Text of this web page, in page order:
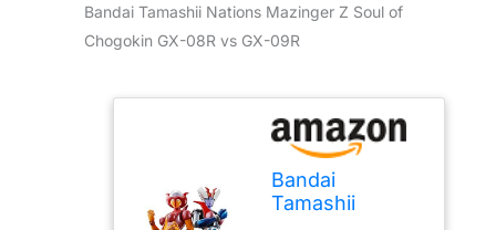
Bandai Tamashii Nations Mazinger Z Soul of
Chogokin GX-08R vs GX-09R
Bandai
Tamashii